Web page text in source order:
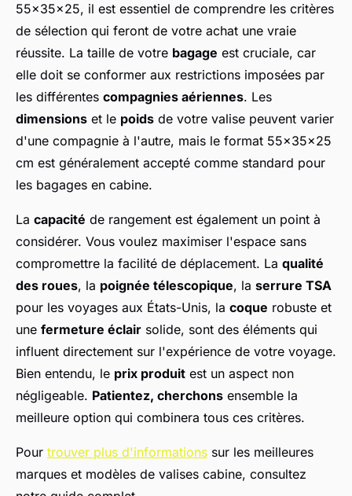
55x35x25, il est essentiel de comprendre les critères
de sélection qui feront de votre achat une vraie
réussite. La taille de votre bagage est cruciale, car
elle doit se conformer aux restrictions imposées par
les différentes compagnies aériennes. Les
dimensions et le poids de votre valise peuvent varier
d'une compagnie à l'autre, mais le format 55x35x25
cm est généralement accepté comme standard pour
les bagages en cabine.
La capacité de rangement est également un point à
considérer. Vous voulez maximiser l'espace sans
compromettre la facilité de déplacement. La qualité
des roues, la poignée télescopique, la serrure TSA
pour les voyages aux États-Unis, la coque robuste et
une fermeture éclair solide, sont des éléments qui
influent directement sur l'expérience de votre voyage.
Bien entendu, le prix produit est un aspect non
négligeable. Patientez, cherchons ensemble la
meilleure option qui combinera tous ces critères.
Pour trouver plus d'informations sur les meilleures
marques et modèles de valises cabine, consultez